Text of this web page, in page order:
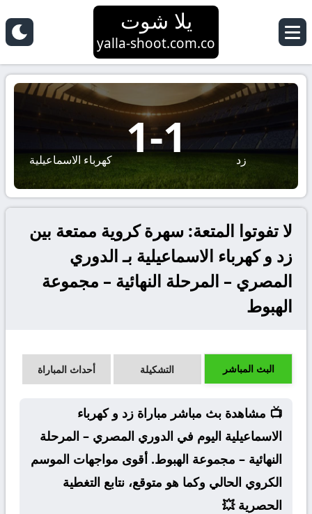
يلا شوت
yalla-shoot.com.co
زد 1
-
1 كهرباء الاسماعيلية
لا تفوتوا المتعة: سهرة كروية ممتعة بين
زد و كهرباء الاسماعيلية بـ الدوري
المصري – المرحلة النهائية – مجموعة
الهبوط
البث المباشر التشكيلة أحداث المباراة
📺 مشاهدة بث مباشر مباراة زد و كهرباء
الاسماعيلية اليوم في الدوري المصري – المرحلة
النهائية – مجموعة الهبوط. أقوى مواجهات الموسم
الكروي الحالي وكما هو متوقع، نتابع التغطية
الحصرية 💥